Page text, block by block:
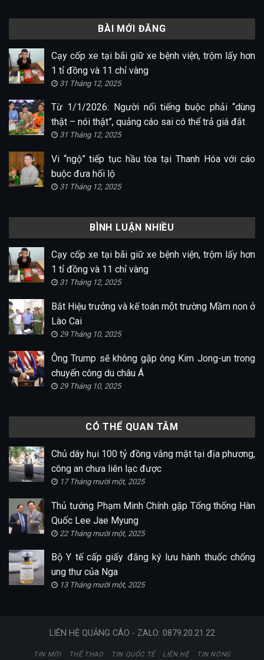
BÀI MỚI ĐĂNG
Cạy cốp xe tại bãi giữ xe bệnh viện, trộm lấy hơn
1 tỉ đồng và 11 chỉ vàng
31 Tháng 12, 2025
Từ 1/1/2026: Người nổi tiếng buộc phải “dùng
thật – nói thật”, quảng cáo sai có thể trả giá đắt
31 Tháng 12, 2025
Vi “ngộ” tiếp tục hầu tòa tại Thanh Hóa với cáo
buộc đưa hối lộ
31 Tháng 12, 2025
BÌNH LUẬN NHIỀU
Cạy cốp xe tại bãi giữ xe bệnh viện, trộm lấy hơn
1 tỉ đồng và 11 chỉ vàng
31 Tháng 12, 2025
Bắt Hiệu trưởng và kế toán một trường Mầm non ở
Lào Cai
29 Tháng 10, 2025
Ông Trump sẽ không gặp ông Kim Jong-un trong
chuyến công du châu Á
29 Tháng 10, 2025
CÓ THỂ QUAN TÂM
Chủ dây hụi 100 tỷ đồng vắng mặt tại địa phương,
công an chưa liên lạc được
17 Tháng mười một, 2025
Thủ tướng Phạm Minh Chính gặp Tổng thống Hàn
Quốc Lee Jae Myung
22 Tháng mười một, 2025
Bộ Y tế cấp giấy đăng ký lưu hành thuốc chống
ung thư của Nga
13 Tháng mười một, 2025
LIÊN HỆ QUẢNG CÁO - ZALO: 0879.20.21.22
TIN MỚI THỂ THAO TIN QUỐC TẾ LIÊN HỆ TIN NÓNG